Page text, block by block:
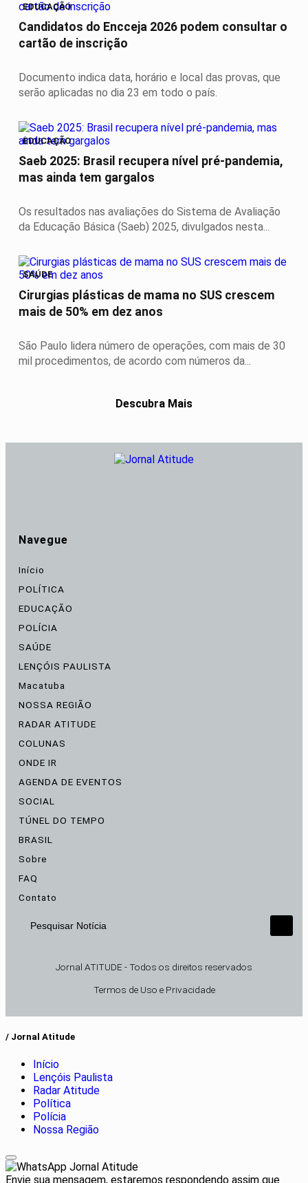
EDUCAÇÃO
Candidatos do Encceja 2026 podem consultar o
cartão de inscrição
Documento indica data, horário e local das provas, que
serão aplicadas no dia 23 em todo o país.
EDUCAÇÃO
Saeb 2025: Brasil recupera nível pré-pandemia,
mas ainda tem gargalos
Os resultados nas avaliações do Sistema de Avaliação
da Educação Básica (Saeb) 2025, divulgados nesta...
SAÚDE
Cirurgias plásticas de mama no SUS crescem
mais de 50% em dez anos
São Paulo lidera número de operações, com mais de 30
mil procedimentos, de acordo com números da...
Descubra Mais
Navegue
Início
POLÍTICA
EDUCAÇÃO
POLÍCIA
SAÚDE
LENÇÓIS PAULISTA
Macatuba
NOSSA REGIÃO
RADAR ATITUDE
COLUNAS
ONDE IR
AGENDA DE EVENTOS
SOCIAL
TÚNEL DO TEMPO
BRASIL
Sobre
FAQ
Contato
Pesquisar Notícia
Jornal ATITUDE - Todos os direitos reservados
Termos de Uso e Privacidade
/ Jornal Atitude
Início
Lençóis Paulista
Radar Atitude
Política
Polícia
Nossa Região
Jornal Atitude
Envie sua mensagem, estaremos respondendo assim que